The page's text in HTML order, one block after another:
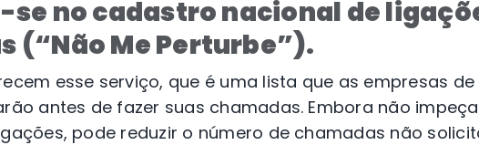
se no cadastro nacional de
(“Não Me Perturbe”).
esse serviço, que é uma lista que as empresas
antes de fazer suas chamadas. Embora não
pode reduzir o número de chamadas não